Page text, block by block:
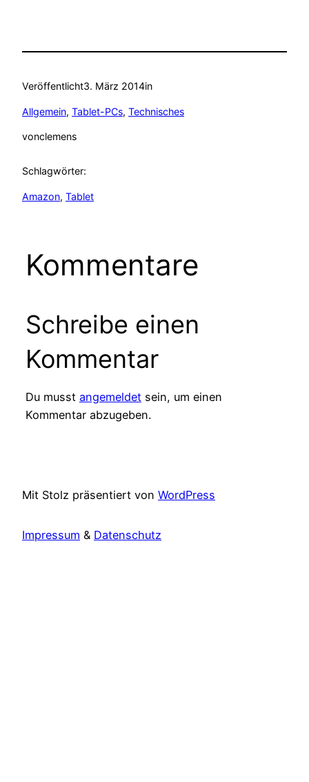
Veröffentlicht3. März 2014in
Allgemein, Tablet-PCs, Technisches
vonclemens
Schlagwörter:
Amazon, Tablet
Kommentare
Schreibe einen
Kommentar
Du musst angemeldetsein, um einen
Kommentar abzugeben.
Mit Stolz präsentiert von WordPress
Impressum & Datenschutz